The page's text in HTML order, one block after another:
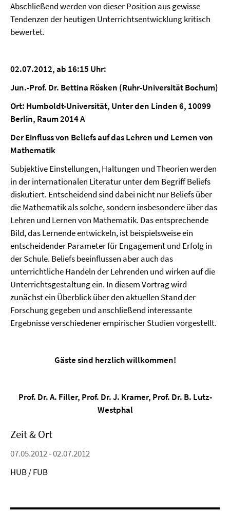
Abschließend werden von dieser Position aus gewisse
Tendenzen der heutigen Unterrichtsentwicklung kritisch
bewertet.
02.07.2012, ab 16:15 Uhr:
Jun.-Prof. Dr. Bettina Rösken (Ruhr-Universität Bochum)
Ort: Humboldt-Universität, Unter den Linden 6, 10099
Berlin, Raum 2014 A
Der Einfluss von Beliefs auf das Lehren und Lernen von
Mathematik
Subjektive Einstellungen, Haltungen und Theorien werden
in der internationalen Literatur unter dem Begriff Beliefs
diskutiert. Entscheidend sind dabei nicht nur Beliefs über
die Mathematik als solche, sondern insbesondere über das
Lehren und Lernen von Mathematik. Das entsprechende
Bild, das Lernende entwickeln, ist beispielsweise ein
entscheidender Parameter für Engagement und Erfolg in
der Schule. Beliefs beeinflussen aber auch das
unterrichtliche Handeln der Lehrenden und wirken auf die
Unterrichtsgestaltung ein. In diesem Vortrag wird
zunächst ein Überblick über den aktuellen Stand der
Forschung gegeben und anschließend interessante
Ergebnisse verschiedener empirischer Studien vorgestellt.
Gäste sind herzlich willkommen!
Prof. Dr. A. Filler, Prof. Dr. J. Kramer, Prof. Dr. B. Lutz-
Westphal
Zeit & Ort
07.05.2012 - 02.07.2012
HUB / FUB